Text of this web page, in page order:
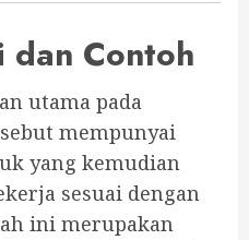
dan Contoh
utama pada
mempunyai
yang kemudian
sesuai dengan
ini merupakan